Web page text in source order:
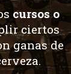
cursos o
ciertos
ganas de